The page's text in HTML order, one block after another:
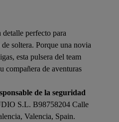
detalle perfecto para
soltera. Porque una novia
esta pulsera del team
compañera de aventuras
de la seguridad
S.L. B98758204 Calle
Valencia, Spain.